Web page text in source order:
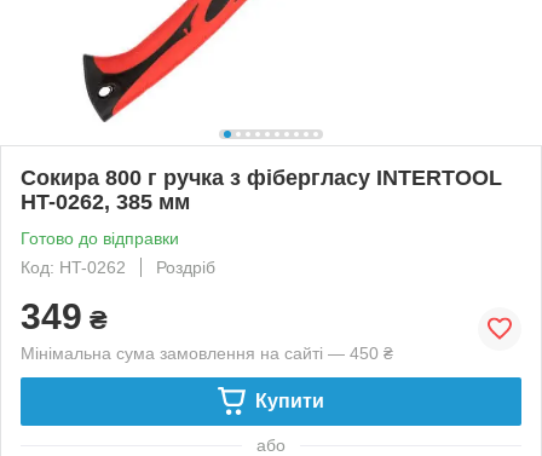
Сокира 800 г ручка з фібергласу INTERTOOL
HT-0262, 385 мм
Готово до відправки
Код: HT-0262
Роздріб
349 ₴
Мінімальна сума замовлення на сайті — 450 ₴
Купити
або